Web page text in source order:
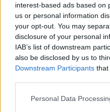
interest-based ads based on
us or personal information
your opt-out. You may
disclosure of your personal
IAB’s list of downstream
also be disclosed by us to
Downstream Participants that
Please note that this
Personal Data